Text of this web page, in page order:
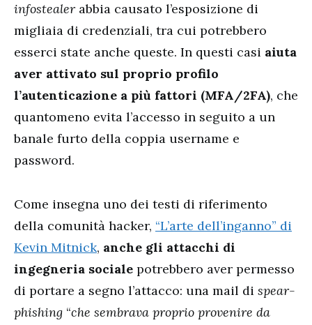
infostealer abbia causato l’esposizione di
migliaia di credenziali, tra cui potrebbero
esserci state anche queste. In questi casi aiuta
aver attivato sul proprio profilo
l’autenticazione a più fattori (MFA/2FA), che
quantomeno evita l’accesso in seguito a un
banale furto della coppia username e
password.
Come insegna uno dei testi di riferimento
della comunità hacker, “L’arte dell’inganno” di
Kevin Mitnick, anche gli attacchi di
ingegneria sociale potrebbero aver permesso
di portare a segno l’attacco: una mail di spear-
phishing “che sembrava proprio provenire da